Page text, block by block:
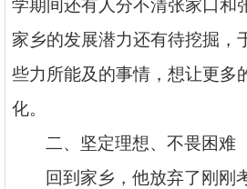
学期间还有人分不清张家口和
家乡的发展潜力还有待挖掘，
些力所能及的事情，想让更多
化。
二、坚定理想、不畏困难
回到家乡，他放弃了刚刚